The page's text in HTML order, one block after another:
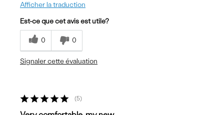
Afficher la traduction
Est-ce que cet avis est utile?
0 0
Signaler cette évaluation
5